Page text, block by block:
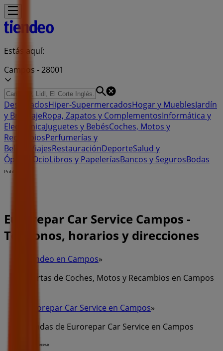
Estás aquí:
Campos - 28001
DestacadosHiper-SupermercadosHogar y MueblesJardín
y BricolajeRopa, Zapatos y ComplementosInformática y
ElectrónicaJuguetes y BebésCoches, Motos y
RecambiosPerfumerías y
Belleza
ViajesRestauraciónDeporteSalud y
Ópticas
OcioLibros y PapeleríasBancos y SegurosBodas
Publicidad
Eurorepar Car Service Campos -
Teléfonos, horarios y direcciones
Tiendeo en Campos»
Ofertas de Coches, Motos y Recambios en Campos
Eurorepar Car Service en Campos»
Tiendas de Eurorepar Car Service en Campos